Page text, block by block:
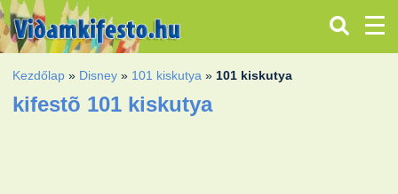
Kezdőlap » Disney » 101 kiskutya » 101 kiskutya
kifestõ 101 kiskutya